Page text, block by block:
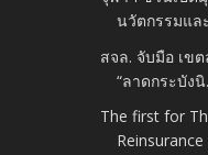
นวัตกรรมแล
สจล. จับมือ เข
“ลาดกระบังนิ
The first for
Reinsurance